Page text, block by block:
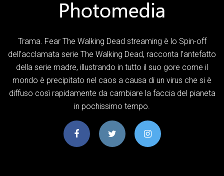
Trama. Fear The Walking Dead streaming è lo Spin-off
dell’acclamata serie The Walking Dead, racconta l’antefatto
della serie madre, illustrando in tutto il suo gore come il
mondo è precipitato nel caos a causa di un virus che si è
diffuso così rapidamente da cambiare la faccia del pianeta
in pochissimo tempo.